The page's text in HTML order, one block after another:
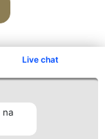
Live chat
na